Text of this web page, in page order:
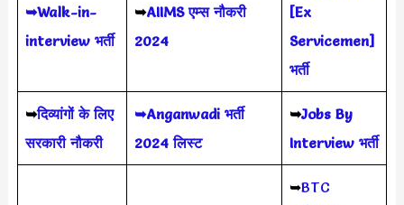
➥Walk-in-
interview भर्ती
➥AIIMS एम्स नौकरी
2024
[Ex
Servicemen]
भर्ती
➥दिव्यांगों के लिए
सरकारी नौकरी
➥Anganwadi भर्ती
2024 लिस्ट
➥Jobs By
Interview भर्ती
➥BTC